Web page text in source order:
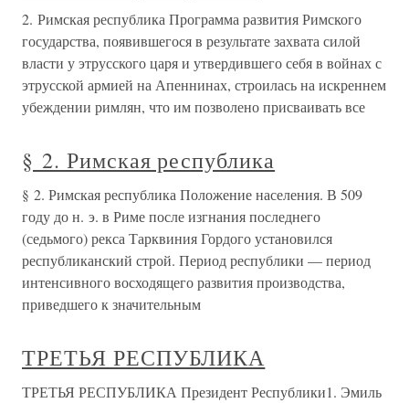
2. Римская республика Программа развития Римского
государства, появившегося в результате захвата силой
власти у этрусского царя и утвердившего себя в войнах с
этрусской армией на Апеннинах, строилась на искреннем
убеждении римлян, что им позволено присваивать все
§ 2. Римская республика
§ 2. Римская республика Положение населения. В 509
году до н. э. в Риме после изгнания последнего
(седьмого) рекса Тарквиния Гордого установился
республиканский строй. Период республики — период
интенсивного восходящего развития производства,
приведшего к значительным
ТРЕТЬЯ РЕСПУБЛИКА
ТРЕТЬЯ РЕСПУБЛИКА Президент Республики1. Эмиль